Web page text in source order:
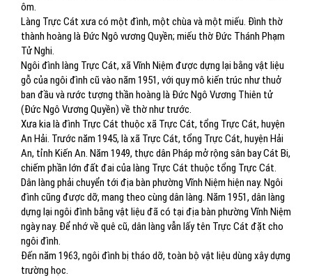
ôm.
Làng Trực Cát xưa có một đình, một chùa và một miếu. Đình thờ
thành hoàng là Đức Ngô vương Quyền; miếu thờ Đức Thánh Phạm
Tử Nghi.
Ngôi đình làng Trực Cát, xã Vĩnh Niệm được dựng lại bằng vật liệu
gỗ của ngôi đình cũ vào năm 1951, với quy mô kiến trúc như thuở
ban đầu và rước tượng thần hoàng là Đức Ngô Vương Thiên tử
(Đức Ngô Vương Quyền) về thờ như trước.
Xưa kia là đình Trực Cát thuộc xã Trực Cát, tổng Trực Cát, huyện
An Hải. Trước năm 1945, là xã Trực Cát, tổng Trực Cát, huyện Hải
An, tỉnh Kiến An. Năm 1949, thực dân Pháp mở rộng sân bay Cát Bi,
chiếm phần lớn đất đai của làng Trực Cát thuộc tổng Trực Cát.
Dân làng phải chuyển tới địa bàn phường Vĩnh Niệm hiện nay. Ngôi
đình cũng được dỡ, mang theo cùng dân làng. Năm 1951, dân làng
dựng lại ngôi đình bằng vật liệu đã có tại địa bàn phường Vĩnh Niệm
ngày nay. Để nhớ về quê cũ, dân làng vẫn lấy tên Trực Cát đặt cho
ngôi đình.
Đến năm 1963, ngôi đình bị tháo dỡ, toàn bộ vật liệu dùng xây dựng
trường học.